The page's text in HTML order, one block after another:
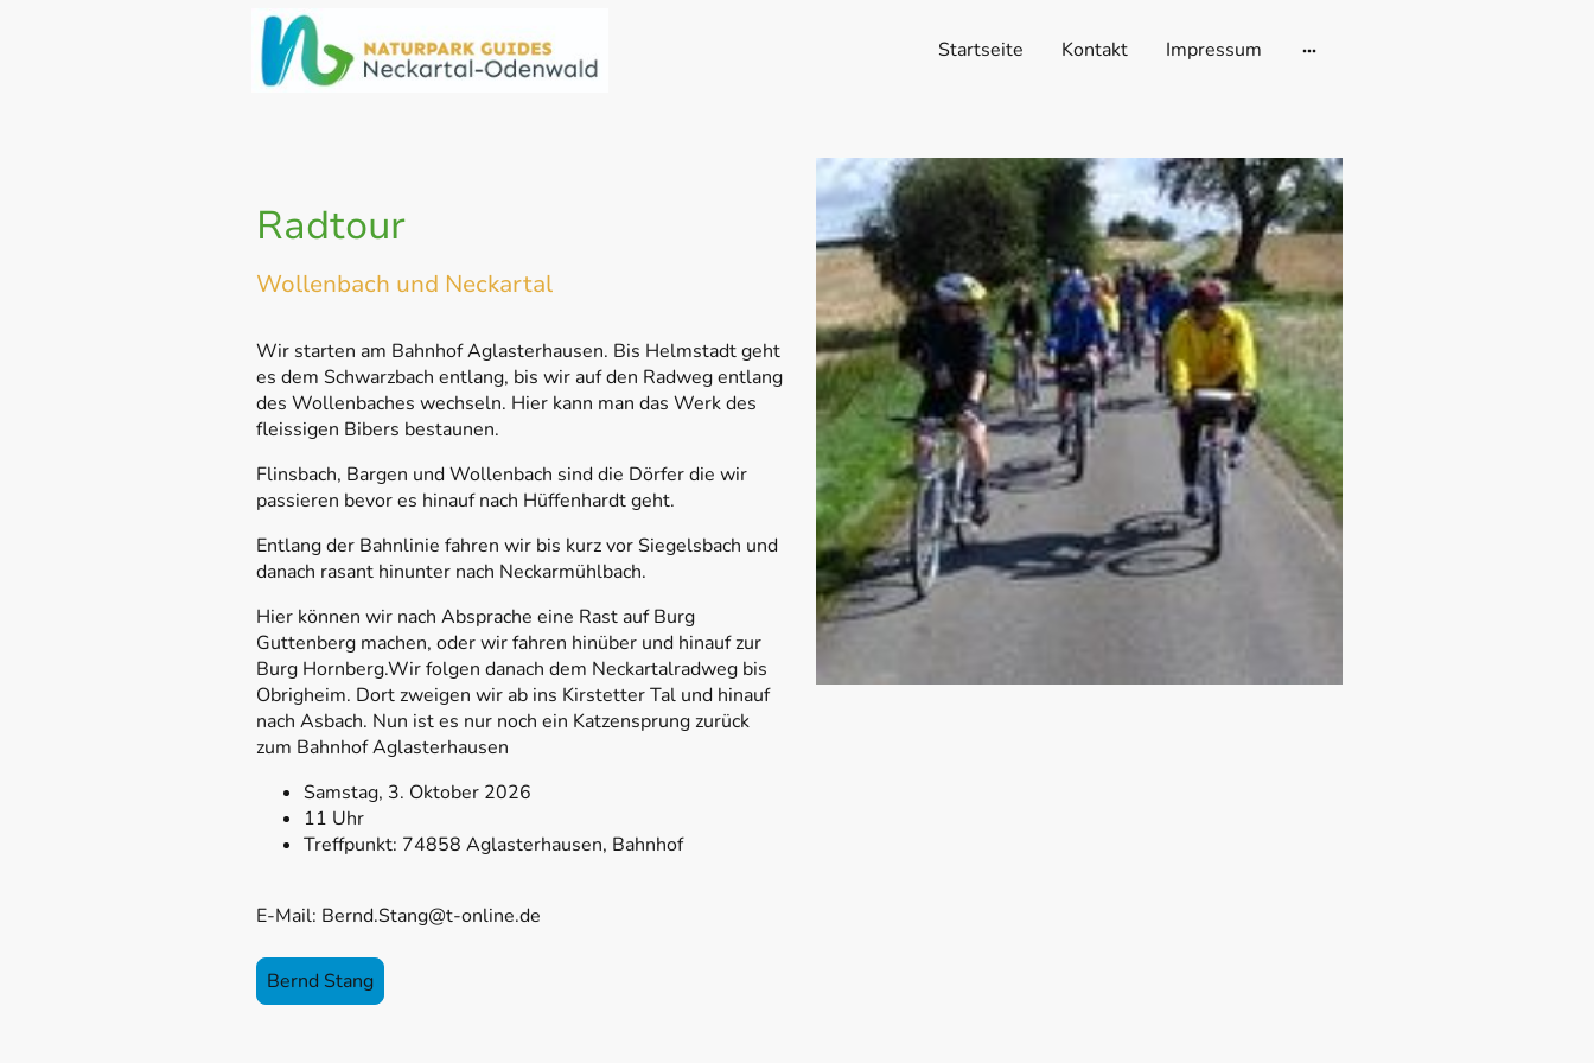
Startseite Kontakt Impressum
Radtour
Wollenbach und Neckartal
Wir starten am Bahnhof Aglasterhausen. Bis Helmstadt geht
es dem Schwarzbach entlang, bis wir auf den Radweg entlang
des Wollenbaches wechseln. Hier kann man das Werk des
fleissigen Bibers bestaunen.
Flinsbach, Bargen und Wollenbach sind die Dörfer die wir
passieren bevor es hinauf nach Hüffenhardt geht.
Entlang der Bahnlinie fahren wir bis kurz vor Siegelsbach und
danach rasant hinunter nach Neckarmühlbach.
Hier können wir nach Absprache eine Rast auf Burg
Guttenberg machen, oder wir fahren hinüber und hinauf zur
Burg Hornberg.Wir folgen danach dem Neckartalradweg bis
Obrigheim. Dort zweigen wir ab ins Kirstetter Tal und hinauf
nach Asbach. Nun ist es nur noch ein Katzensprung zurück
zum Bahnhof Aglasterhausen
Samstag, 3. Oktober 2026
11 Uhr
Treffpunkt: 74858 Aglasterhausen, Bahnhof
E-Mail: Bernd.Stang@t-online.de
Bernd Stang